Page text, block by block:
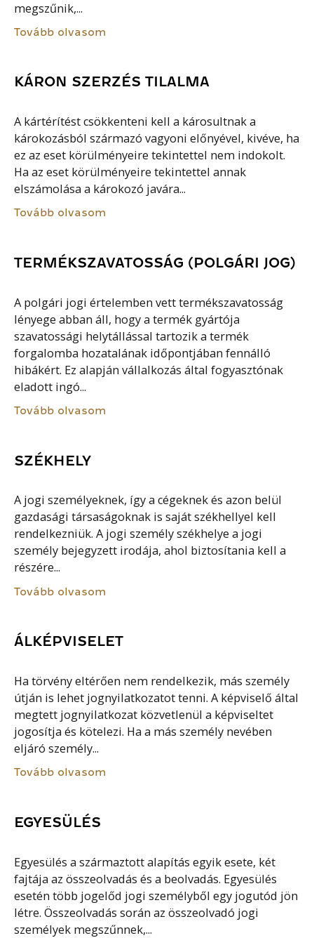
megszűnik,...
Tovább olvasom
KÁRON SZERZÉS TILALMA
A kártérítést csökkenteni kell a károsultnak a
károkozásból származó vagyoni előnyével, kivéve, ha
ez az eset körülményeire tekintettel nem indokolt.
Ha az eset körülményeire tekintettel annak
elszámolása a károkozó javára...
Tovább olvasom
TERMÉKSZAVATOSSÁG (POLGÁRI JOG)
A polgári jogi értelemben vett termékszavatosság
lényege abban áll, hogy a termék gyártója
szavatossági helytállással tartozik a termék
forgalomba hozatalának időpontjában fennálló
hibákért. Ez alapján vállalkozás által fogyasztónak
eladott ingó...
Tovább olvasom
SZÉKHELY
A jogi személyeknek, így a cégeknek és azon belül
gazdasági társaságoknak is saját székhellyel kell
rendelkezniük. A jogi személy székhelye a jogi
személy bejegyzett irodája, ahol biztosítania kell a
részére...
Tovább olvasom
ÁLKÉPVISELET
Ha törvény eltérően nem rendelkezik, más személy
útján is lehet jognyilatkozatot tenni. A képviselő által
megtett jognyilatkozat közvetlenül a képviseltet
jogosítja és kötelezi. Ha a más személy nevében
eljáró személy...
Tovább olvasom
EGYESÜLÉS
Egyesülés a származtott alapítás egyik esete, két
fajtája az összeolvadás és a beolvadás. Egyesülés
esetén több jogelőd jogi személyből egy jogutód jön
létre. Összeolvadás során az összeolvadó jogi
személyek megszűnnek,...